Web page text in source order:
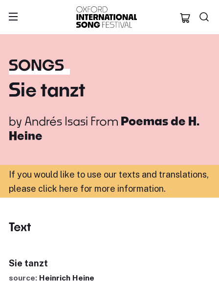
Oxford
SONGS
Sie tanzt
by Andrés Isasi From Poemas de H.
Heine
If you would like to use our texts and translations,
please click here for more information.
Text
Sie tanzt
source: Heinrich Heine